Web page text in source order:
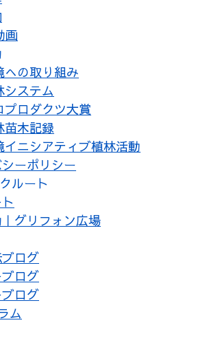
画
への取り組み
システム
プロダクツ大賞
苗木記録
イニシアティブ植林活動
ーポリシー
ルート
グリフォン広場
ログ
ログ
ログ
ム